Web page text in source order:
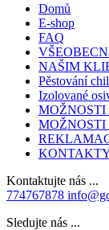
Domů
E-shop
FAQ
NAŠIM
Pěstování
Izolované
MOŽNOSTI
Kontaktujte nás ...
774767878
Sledujte nás ...